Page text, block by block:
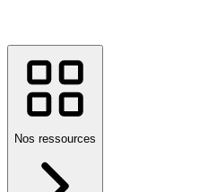
Nos ressources